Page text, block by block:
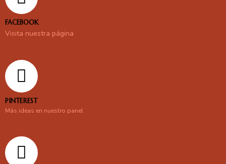
FACEBOOK
Visita nuestra página
PINTEREST
Más ideas en nuestro panel